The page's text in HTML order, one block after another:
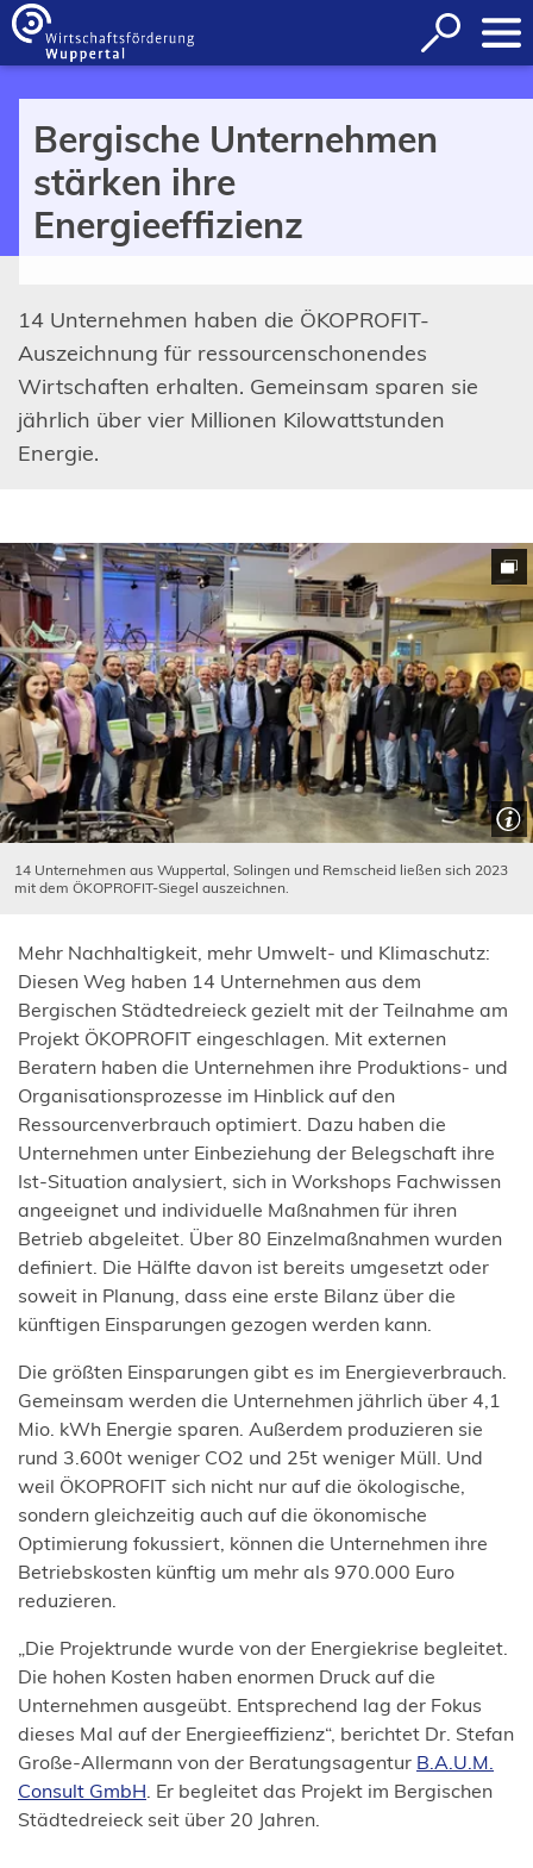
Inhalt anspringen
Suche
öffnen
Bergische Unternehmen
stärken ihre
Energieeffizienz
14 Unternehmen haben die ÖKOPROFIT-
Auszeichnung für ressourcenschonendes
Wirtschaften erhalten. Gemeinsam sparen sie
jährlich über vier Millionen Kilowattstunden
Energie.
14 Unternehmen aus Wuppertal, Solingen und Remscheid ließen sich 2023
mit dem ÖKOPROFIT-Siegel auszeichnen.
Mehr Nachhaltigkeit, mehr Umwelt- und Klimaschutz:
Diesen Weg haben 14 Unternehmen aus dem
Bergischen Städtedreieck gezielt mit der Teilnahme am
Projekt ÖKOPROFIT eingeschlagen. Mit externen
Beratern haben die Unternehmen ihre Produktions- und
Organisationsprozesse im Hinblick auf den
Ressourcenverbrauch optimiert. Dazu haben die
Unternehmen unter Einbeziehung der Belegschaft ihre
Ist-Situation analysiert, sich in Workshops Fachwissen
angeeignet und individuelle Maßnahmen für ihren
Betrieb abgeleitet. Über 80 Einzelmaßnahmen wurden
definiert. Die Hälfte davon ist bereits umgesetzt oder
soweit in Planung, dass eine erste Bilanz über die
künftigen Einsparungen gezogen werden kann.
Die größten Einsparungen gibt es im Energieverbrauch.
Gemeinsam werden die Unternehmen jährlich über 4,1
Mio. kWh Energie sparen. Außerdem produzieren sie
rund 3.600t weniger CO2 und 25t weniger Müll. Und
weil ÖKOPROFIT sich nicht nur auf die ökologische,
sondern gleichzeitig auch auf die ökonomische
Optimierung fokussiert, können die Unternehmen ihre
Betriebskosten künftig um mehr als 970.000 Euro
reduzieren.
„Die Projektrunde wurde von der Energiekrise begleitet.
Die hohen Kosten haben enormen Druck auf die
Unternehmen ausgeübt. Entsprechend lag der Fokus
dieses Mal auf der Energieeffizienz“, berichtet Dr. Stefan
Große-Allermann von der Beratungsagentur B.A.U.M.
Consult GmbH
(Öffnet
. Er begleitet das Projekt im Bergischen
Städtedreieck seit über 20 Jahren.